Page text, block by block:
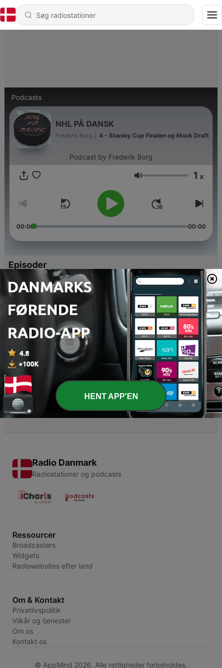
Podcasts
NHL PÅ DANSK
Frederik Borg 4 - Stanley Cup Finalen og Mock Draft
Podcast by Frederik Borg
Lydstyrke 1 x
00:00 00:00
Episoder
4 - Stanley Cup Finalen og Mock Draft
Runde 2 og hvad er det lige der sker i Vegas?
26 apr. 2018
2 - Playoff Mania!!! (2:2)
16 apr. 2018
1 - Playoff Mania!! (Part 1/2)
11 apr. 2018
Radio Danmark
Radiostationer og podcasts
Ressourcer
Broadcasters
Widgets
Radiowebsites efter land
Om & Kontakt
Privatlivspolitik
Vilkår og tjenester
Om os
Kontakt os
© AppMind 2026. Alle rettigheder forbeholdes.
HENT APP'EN